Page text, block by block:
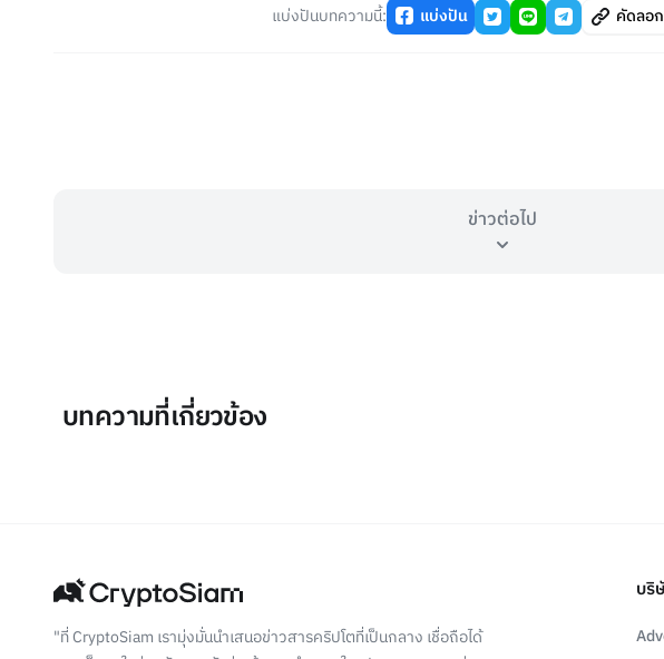
แบ่งปันบทความนี้: แบ่งปัน คัดลอ
ข่าวต่อไป
บทความที่เกี่ยวข้อง
"ที่ CryptoSiam เรามุ่งมั่นนำเสนอข่าวสารคริปโตที่เป็นกลาง เชื่อถือได้
บริ